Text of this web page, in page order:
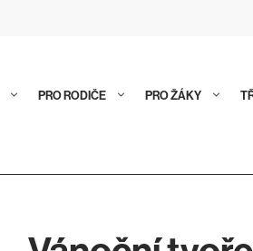
PRO RODIČE PRO ŽÁKY